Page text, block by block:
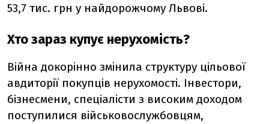
53,7 тис. грн у найдорожчому Львові.
Хто зараз купує нерухомість?
Війна докорінно змінила структуру цільової
авдиторії покупців нерухомості. Інвестори,
бізнесмени, спеціалісти з високим доходом
поступилися військовослужбовцям,